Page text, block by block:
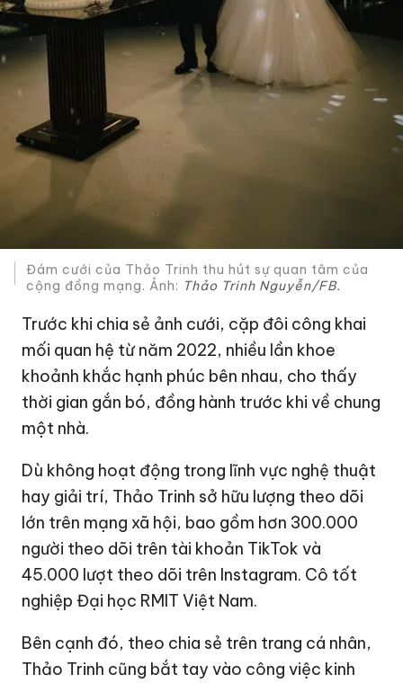
Đám cưới của Thảo Trinh thu hút sự quan tâm của
cộng đồng mạng. Ảnh: Thảo Trinh Nguyễn/FB.
Trước khi chia sẻ ảnh cưới, cặp đôi công khai
mối quan hệ từ năm 2022, nhiều lần khoe
khoảnh khắc hạnh phúc bên nhau, cho thấy
thời gian gắn bó, đồng hành trước khi về chung
một nhà.
Dù không hoạt động trong lĩnh vực nghệ thuật
hay giải trí, Thảo Trinh sở hữu lượng theo dõi
lớn trên mạng xã hội, bao gồm hơn 300.000
người theo dõi trên tài khoản TikTok và
45.000 lượt theo dõi trên Instagram. Cô tốt
nghiệp Đại học RMIT Việt Nam.
Bên cạnh đó, theo chia sẻ trên trang cá nhân,
Thảo Trinh cũng bắt tay vào công việc kinh